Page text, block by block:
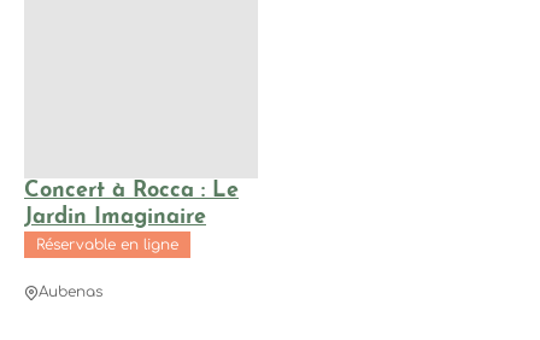
Concert à Rocca : Le
Jardin Imaginaire
Réservable en ligne
Aubenas